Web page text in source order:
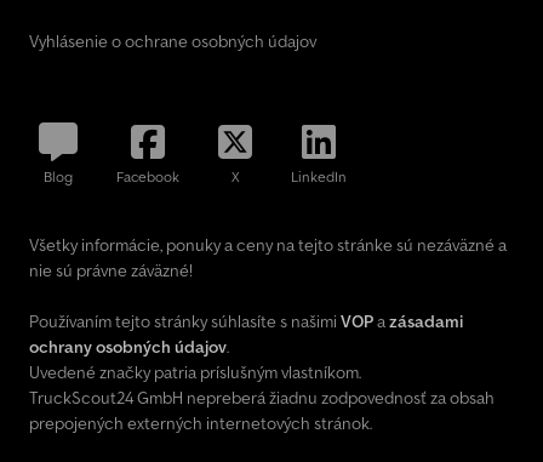
Vyhlásenie o ochrane osobných údajov
Blog Facebook X LinkedIn
Všetky informácie, ponuky a ceny na tejto stránke sú nezáväzné a
nie sú právne záväzné!
Používaním tejto stránky súhlasíte s našimi VOPazásadami
ochrany osobných údajov.
Uvedené značky patria príslušným vlastníkom.
TruckScout24 GmbH nepreberá žiadnu zodpovednosť za obsah
prepojených externých internetových stránok.